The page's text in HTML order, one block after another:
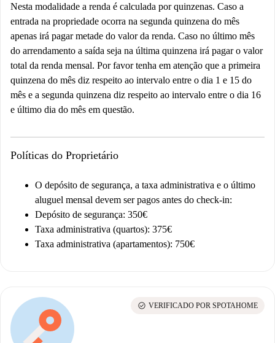
Nesta modalidade a renda é calculada por quinzenas. Caso a
entrada na propriedade ocorra na segunda quinzena do mês
apenas irá pagar metade do valor da renda. Caso no último mês
do arrendamento a saída seja na última quinzena irá pagar o valor
total da renda mensal. Por favor tenha em atenção que a primeira
quinzena do mês diz respeito ao intervalo entre o dia 1 e 15 do
mês e a segunda quinzena diz respeito ao intervalo entre o dia 16
e último dia do mês em questão.
Políticas do Proprietário
O depósito de segurança, a taxa administrativa e o último
aluguel mensal devem ser pagos antes do check-in:
Depósito de segurança: 350€
Taxa administrativa (quartos): 375€
Taxa administrativa (apartamentos): 750€
check_circle VERIFICADO POR SPOTAHOME